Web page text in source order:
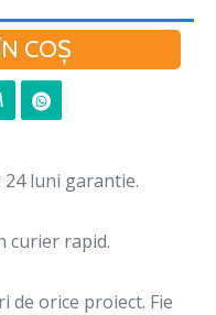
COŞ
24 luni garantie.
curier rapid.
de orice proiect. Fie